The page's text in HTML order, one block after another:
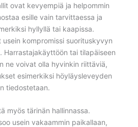
ovat kevyempiä ja helpommin
esille vain tarvittaessa ja
hyllyllä tai kaapissa.
kompromissi suorituskyvyn
Harrastajakäyttöön tai tilapäiseen
ne voivat olla hyvinkin riittäviä,
esimerkiksi höyläysleveyden
tiedostetaan.
myös tärinän hallinnassa.
usein vakaammin paikallaan,